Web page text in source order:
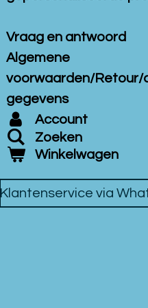
Vraag en antwoord
Algemene
voorwaarden/
gegevens
Account
Zoeken
Winkelwagen
Klantenservice via